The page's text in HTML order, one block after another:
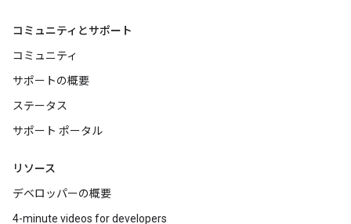
コミュニティとサポート
コミュニティ
サポートの概要
ステータス
サポート ポータル
リソース
デベロッパーの概要
4-minute videos for developers